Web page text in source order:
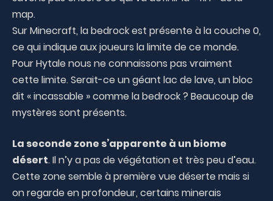
map.
Sur Minecraft, la bedrock est présente à la couche 0,
ce qui indique aux joueurs la limite de ce monde.
Pour Hytale nous ne connaissons pas vraiment
cette limite. Serait-ce un géant lac de lave, un bloc
dit « incassable » comme la bedrock ? Beaucoup de
mystères sont présents.
La seconde zone s’apparente à un biome
désert. Il n’y a pas de végétation et très peu d’eau.
Cette zone semble à première vue déserte mais si
on regarde en profondeur, certains minerais